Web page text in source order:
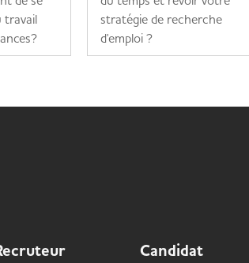
travail
stratégie de recherche
d'emploi ?
Candidat